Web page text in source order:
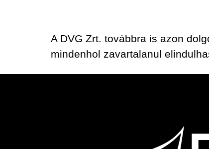
A DVG Zrt. továbbra is azon
mindenhol zavartalanul